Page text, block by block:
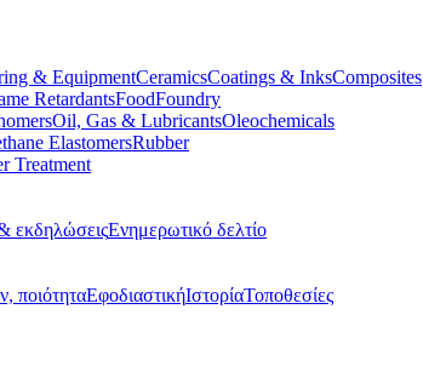
& EquipmentCeramicsCoatings & InksComposites
RetardantsFoodFoundry
Oil, Gas & LubricantsOleochemicals
ElastomersRubber
Treatment
εκδηλώσειςΕνημερωτικό δελτίο
ποιότηταΕφοδιαστικήΙστορίαΤοποθεσίες